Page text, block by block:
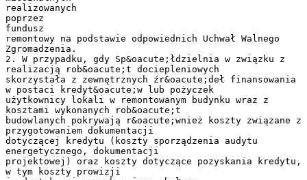
realizowanych
poprzez
fundusz
remontowy na podstawie odpowiednich Uchwał Walnego
Zgromadzenia.
2. W przypadku, gdy Sp&oacute;łdzielnia w związku z
realizacją rob&oacute;t dociepleniowych
skorzystała z zewnętrznych źr&oacute;deł finansowania
w postaci kredyt&oacute;w lub pożyczek
użytkownicy lokali w remontowanym budynku wraz z
kosztami wykonanych rob&oacute;t
budowlanych pokrywają r&oacute;wnież koszty związane z
przygotowaniem dokumentacji
dotyczącej kredytu (koszty sporządzenia audytu
energetycznego, dokumentacji
projektowej) oraz koszty dotyczące pozyskania kredytu,
w tym koszty prowizji